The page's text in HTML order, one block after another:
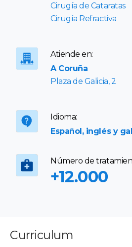
Cirugía de Cataratas
Cirugía Refractiva
Atiende en:
A Coruña
Plaza de Galicia, 2
Idioma:
Español, inglés y
Número de
+12.000
Curriculum